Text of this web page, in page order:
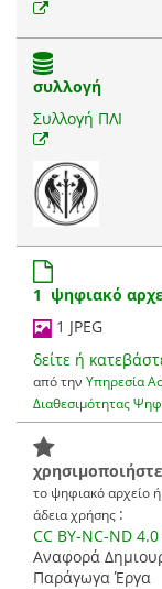
συλλογή
Συλλογή ΠΛΙ
1 ψηφιακό
1 JPEG
δείτε ή
από την Υπηρεσία
Διαθεσιμότητας
χρησιμοποιήστε
το ψηφιακό αρχείο
άδεια χρήσης :
CC BY-NC-ND 4.0
Αναφορά
Παράγωγα Έργα